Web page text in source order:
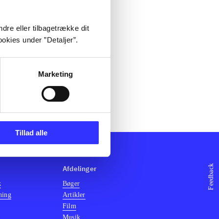
eller tilbagetrække dit
under ”Detaljer”.
Marketing
Tillad alle
Feedback
Afdelinger
Bøger
Artikler
Film
Musik